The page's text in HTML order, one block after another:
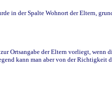
in der Spalte Wohnort der Eltern,
Ortsangabe der Eltern vorliegt, wenn
kann man aber von der Richtigkeit